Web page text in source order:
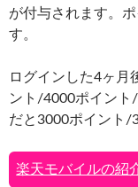
が付与されます。
す。
ログインした4ヶ月
ント/4000ポイント
だと3000ポイント/
楽天モバイルの紹